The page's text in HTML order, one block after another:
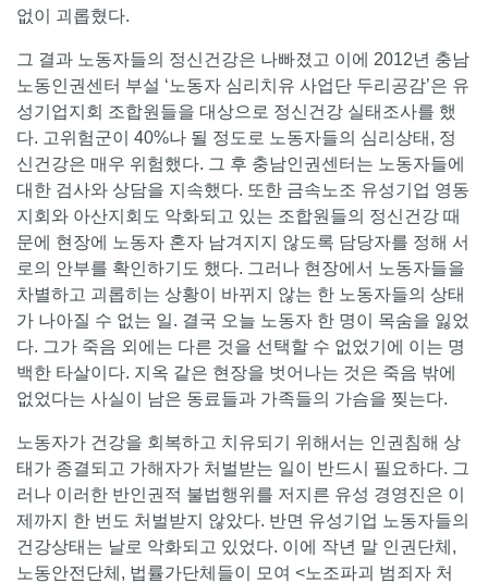
없이 괴롭혔다.
그 결과 노동자들의 정신건강은 나빠졌고 이에 2012년 충남
노동인권센터 부설 ‘노동자 심리치유 사업단 두리공감’은 유
성기업지회 조합원들을 대상으로 정신건강 실태조사를 했
다. 고위험군이 40%나 될 정도로 노동자들의 심리상태, 정
신건강은 매우 위험했다. 그 후 충남인권센터는 노동자들에
대한 검사와 상담을 지속했다. 또한 금속노조 유성기업 영동
지회와 아산지회도 악화되고 있는 조합원들의 정신건강 때
문에 현장에 노동자 혼자 남겨지지 않도록 담당자를 정해 서
로의 안부를 확인하기도 했다. 그러나 현장에서 노동자들을
차별하고 괴롭히는 상황이 바뀌지 않는 한 노동자들의 상태
가 나아질 수 없는 일. 결국 오늘 노동자 한 명이 목숨을 잃었
다. 그가 죽음 외에는 다른 것을 선택할 수 없었기에 이는 명
백한 타살이다. 지옥 같은 현장을 벗어나는 것은 죽음 밖에
없었다는 사실이 남은 동료들과 가족들의 가슴을 찢는다.
노동자가 건강을 회복하고 치유되기 위해서는 인권침해 상
태가 종결되고 가해자가 처벌받는 일이 반드시 필요하다. 그
러나 이러한 반인권적 불법행위를 저지른 유성 경영진은 이
제까지 한 번도 처벌받지 않았다. 반면 유성기업 노동자들의
건강상태는 날로 악화되고 있었다. 이에 작년 말 인권단체,
노동안전단체, 법률가단체들이 모여 <노조파괴 범죄자 처